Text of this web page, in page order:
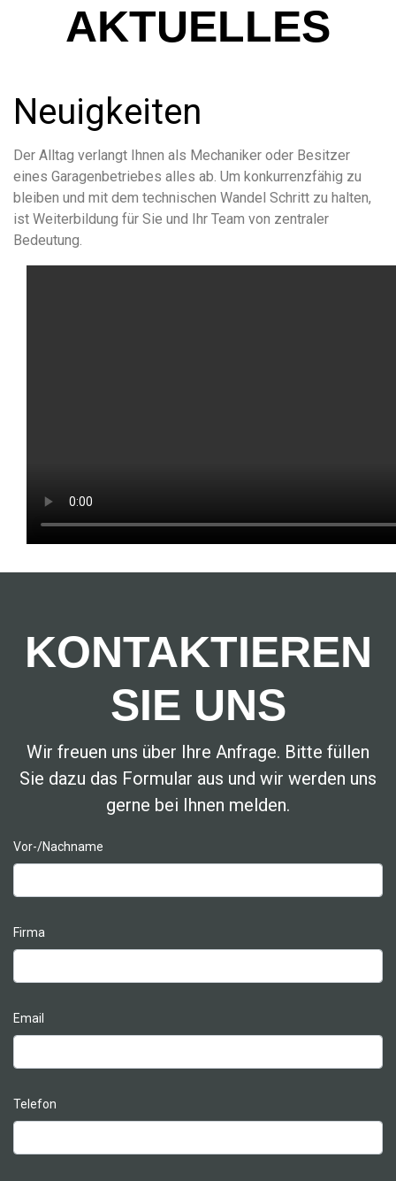
AKTUELLES
Neuigkeiten
Der Alltag verlangt Ihnen als Mechaniker oder Besitzer
eines Garagenbetriebes alles ab. Um konkurrenzfähig zu
bleiben und mit dem technischen Wandel Schritt zu halten,
ist Weiterbildung für Sie und Ihr Team von zentraler
Bedeutung.
KONTAKTIEREN
SIE UNS
Wir freuen uns über Ihre Anfrage. Bitte füllen
Sie dazu das Formular aus und wir werden uns
gerne bei Ihnen melden.
Vor-/Nachname
Firma
Email
Telefon